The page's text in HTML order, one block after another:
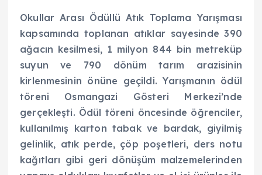
Okullar Arası Ödüllü Atık Toplama Yarışması
kapsamında toplanan atıklar sayesinde 390
ağacın kesilmesi, 1 milyon 844 bin metreküp
suyun ve 790 dönüm tarım arazisinin
kirlenmesinin önüne geçildi. Yarışmanın ödül
töreni Osmangazi Gösteri Merkezi’nde
gerçekleşti. Ödül töreni öncesinde öğrenciler,
kullanılmış karton tabak ve bardak, giyilmiş
gelinlik, atık perde, çöp poşetleri, ders notu
kağıtları gibi geri dönüşüm malzemelerinden